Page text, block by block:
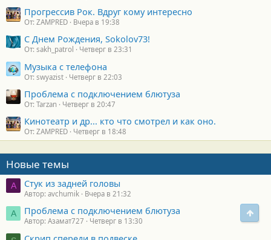
Прогрессив Рок. Вдруг кому интересно
От: ZAMPRED Вчера в 19:38
С Днем Рождения, Sokolov73!
От: sakh_patrol Четверг в 23:31
Музыка с телефона
От: swyazist Четверг в 22:03
Проблема с подключением блютуза
От: Tarzan Четверг в 20:47
Кинотеатр и др... кто что смотрел и как оно.
От: ZAMPRED Четверг в 18:48
Новые темы
A Стук из задней головы
Автор: avchumik Вчера в 21:32
А Проблема с подключением блютуза
Автор: Азамат727 Четверг в 13:30